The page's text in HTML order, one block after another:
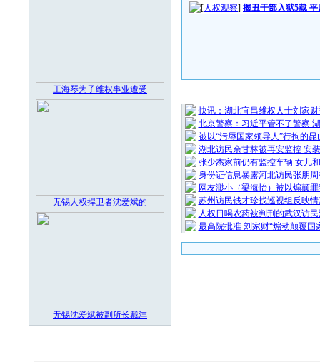
王海琴为子维权事业遭受
无锡人权捍卫者沈爱斌的
无锡沈爱斌被副所长戴沣
[人权观察] 揭丑干部入狱5载
快讯：湖北宜昌维权人士刘家
北京警察：习近平管不了警察
被以“污辱国家领导人”行拘的昆
湖北访民余甘林被再安监控 安
张少杰家前仍有监控车辆 女儿
身份证信息暴露河北访民张朋
网友渺小（梁海怡）被以煽颠
苏州访民钱才珍找巡视组反映
人权日喝农药被判刑的武汉访
最高院批准 刘家财“煽动颠覆国